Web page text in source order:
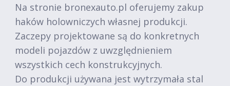
Na stronie bronexauto.pl oferujemy zakup
haków holowniczych własnej produkcji.
Zaczepy projektowane są do konkretnych
modeli pojazdów z uwzględnieniem
wszystkich cech konstrukcyjnych.
Do produkcji używana jest wytrzymała stal